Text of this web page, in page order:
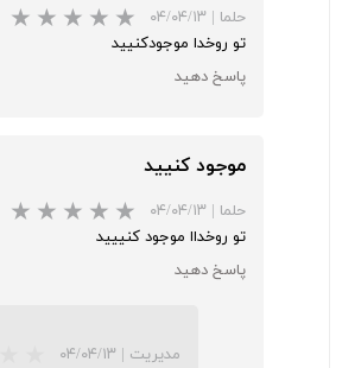
حلما | ۰۴/۰۴/۱۳
تو روخدا موجودکنیید
پاسخ دهید
موجود کنیید
حلما | ۰۴/۰۴/۱۳
تو روخداا موجود کنییید
پاسخ دهید
مدیریت | ۰۴/۰۴/۱۳